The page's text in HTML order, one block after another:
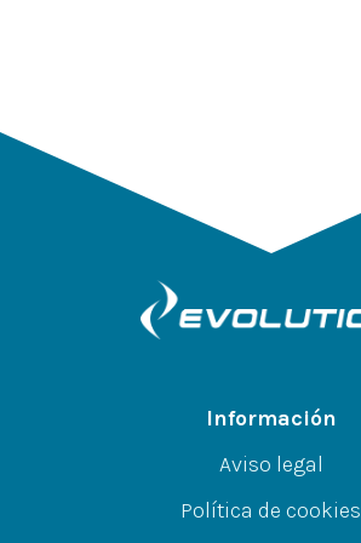
Información
Aviso legal
Política de cookies